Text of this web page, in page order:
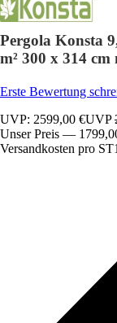
Pergola Konsta
m² 300 x 314
Erste Bewertung
UVP: 2599,00 €UVP
Unser Preis —
Versandkosten pro ST